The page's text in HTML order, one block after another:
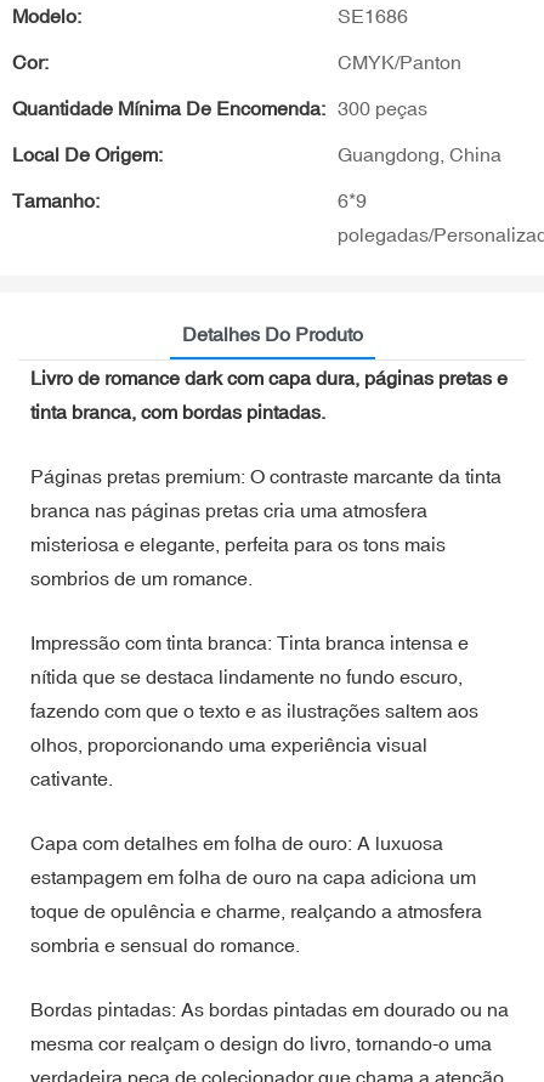
Modelo: SE1686
Cor: CMYK/Panton
Quantidade Mínima De Encomenda: 300 peças
Local De Origem: Guangdong, China
Tamanho:
6*9
polegadas/
Detalhes Do Produto
Livro de romance dark com capa dura, páginas pretas e
tinta branca, com bordas pintadas.
Páginas pretas premium: O contraste marcante da tinta
branca nas páginas pretas cria uma atmosfera
misteriosa e elegante, perfeita para os tons mais
sombrios de um romance.
Impressão com tinta branca: Tinta branca intensa e
nítida que se destaca lindamente no fundo escuro,
fazendo com que o texto e as ilustrações saltem aos
olhos, proporcionando uma experiência visual
cativante.
Capa com detalhes em folha de ouro: A luxuosa
estampagem em folha de ouro na capa adiciona um
toque de opulência e charme, realçando a atmosfera
sombria e sensual do romance.
Bordas pintadas: As bordas pintadas em dourado ou na
mesma cor realçam o design do livro, tornando-o uma
verdadeira peça de colecionador que chama a atenção